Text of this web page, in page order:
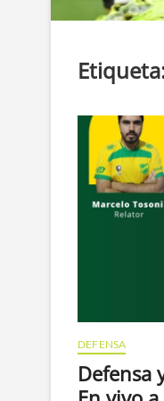
DEFENSA
Defensa